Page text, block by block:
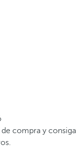
compra y consiga